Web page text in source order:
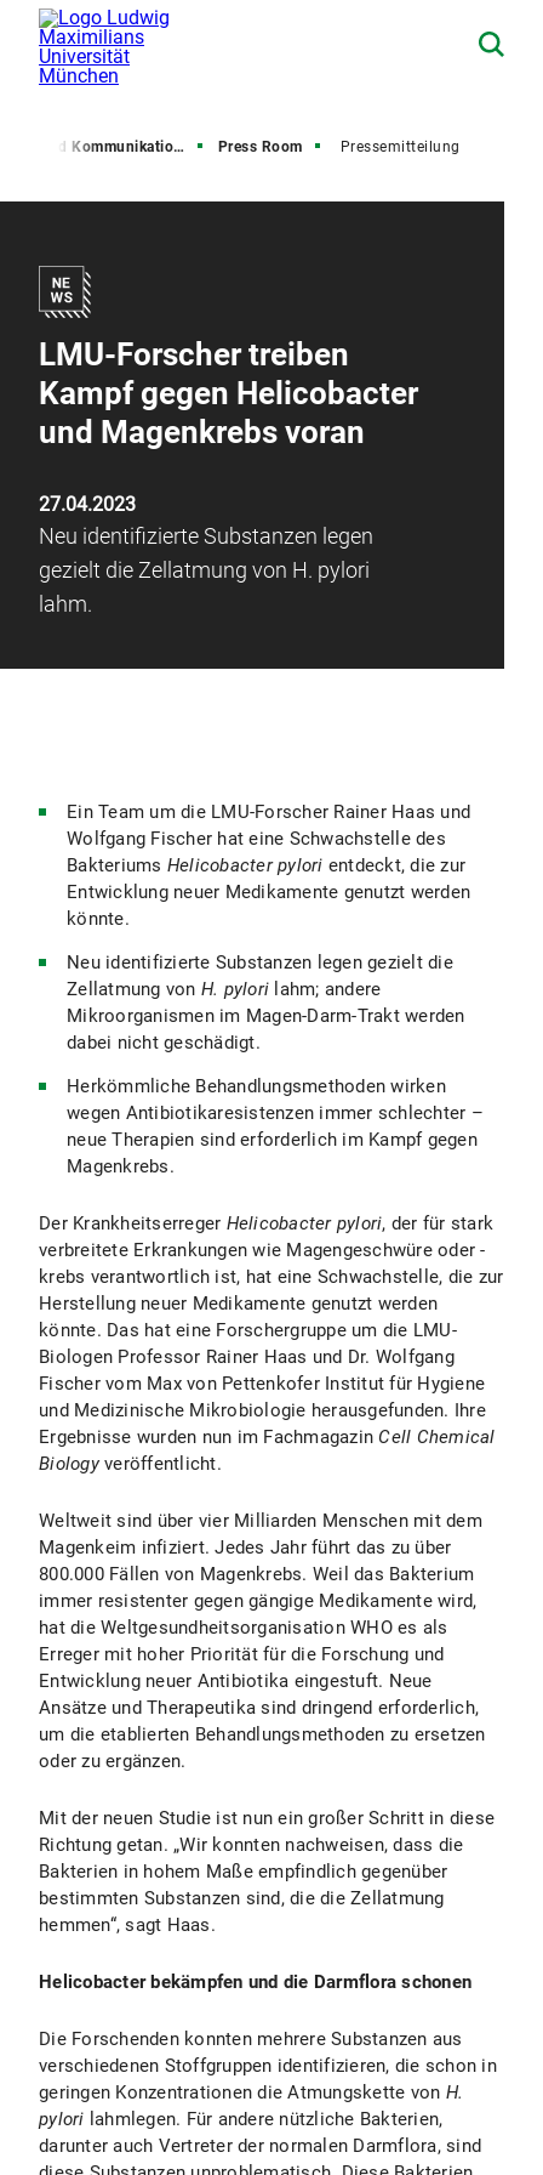
und Kommunikation (PuK) Press Room Pressemitteilung
LMU-Forscher treiben
Kampf gegen Helicobacter
und Magenkrebs voran
27.04.2023
Neu identifizierte Substanzen legen
gezielt die Zellatmung von H. pylori
lahm.
Ein Team um die LMU-Forscher Rainer Haas und
Wolfgang Fischer hat eine Schwachstelle des
Bakteriums Helicobacter pylori entdeckt, die zur
Entwicklung neuer Medikamente genutzt werden
könnte.
Neu identifizierte Substanzen legen gezielt die
Zellatmung von H. pylori lahm; andere
Mikroorganismen im Magen-Darm-Trakt werden
dabei nicht geschädigt.
Herkömmliche Behandlungsmethoden wirken
wegen Antibiotikaresistenzen immer schlechter –
neue Therapien sind erforderlich im Kampf gegen
Magenkrebs.
Der Krankheitserreger Helicobacter pylori, der für stark
verbreitete Erkrankungen wie Magengeschwüre oder -
krebs verantwortlich ist, hat eine Schwachstelle, die zur
Herstellung neuer Medikamente genutzt werden
könnte. Das hat eine Forschergruppe um die LMU-
Biologen Professor Rainer Haas und Dr. Wolfgang
Fischer vom Max von Pettenkofer Institut für Hygiene
und Medizinische Mikrobiologie herausgefunden. Ihre
Ergebnisse wurden nun im Fachmagazin Cell Chemical
Biologyveröffentlicht.
Weltweit sind über vier Milliarden Menschen mit dem
Magenkeim infiziert. Jedes Jahr führt das zu über
800.000 Fällen von Magenkrebs. Weil das Bakterium
immer resistenter gegen gängige Medikamente wird,
hat die Weltgesundheitsorganisation WHO es als
Erreger mit hoher Priorität für die Forschung und
Entwicklung neuer Antibiotika eingestuft. Neue
Ansätze und Therapeutika sind dringend erforderlich,
um die etablierten Behandlungsmethoden zu ersetzen
oder zu ergänzen.
Mit der neuen Studie ist nun ein großer Schritt in diese
Richtung getan. „Wir konnten nachweisen, dass die
Bakterien in hohem Maße empfindlich gegenüber
bestimmten Substanzen sind, die die Zellatmung
hemmen“, sagt Haas.
Helicobacter bekämpfen und die Darmflora schonen
Die Forschenden konnten mehrere Substanzen aus
verschiedenen Stoffgruppen identifizieren, die schon in
geringen Konzentrationen die Atmungskette von H.
pylori lahmlegen. Für andere nützliche Bakterien,
darunter auch Vertreter der normalen Darmflora, sind